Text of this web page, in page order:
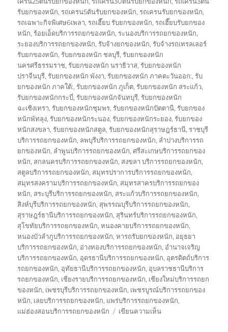
รับยกของหนัก,รถเครน5ตันรับยกของหนัก,รถเครนรับยกของหนัก,
รถเฉพาะกิจพิเศษ6เพลา,รถเฮี๊ยบ รับยกของหนัก,รถเฮี๊ยบรับยกของ
หนัก,ร้อยเอ็ดบริการรถยกของหนัก,ระนองบริการรถยกของหนัก,
ระยองบริการรถยกของหนัก,รับจ้างยกของหนัก,รับจ้างรถเทรลเลอร์
รับยกของหนัก,รับยกของหนัก ชลบุรี,รับยกของหนัก
นครศรีธรรมราช,รับยกของหนัก นราธิวาส,รับยกของหนัก
ปราจีนบุรี,รับยกของหนัก พังงา,รับยกของหนัก ภาคตะวันออก:,รับ
ยกของหนัก ภาคใต้:,รับยกของหนัก ภูเก็ต,รับยกของหนัก สระแก้ว,
รับยกของหนักกระบี่,รับยกของหนักจันทบุรี,รับยกของหนัก
ฉะเชิงเทรา,รับยกของหนักชุมพร,รับยกของหนักปัตตานี,รับยกของ
หนักพัทลุง,รับยกของหนักระนอง,รับยกของหนักระยอง,รับยกของ
หนักสงขลา,รับยกของหนักสตูล,รับยกของหนักสุราษฎร์ธานี,ราชบุรี
บริการรถยกของหนัก, ลพบุรีบริการรถยกของหนัก, ลำปางบริการรถ
ยกของหนัก, ลำพูนบริการรถยกของหนัก,ศรีสะเกษบริการรถยกของ
หนัก, สกลนครบริการรถยกของหนัก, สงขลา บริการรถยกของหนัก,
สตูลบริการรถยกของหนัก, สมุทรปราการบริการรถยกของหนัก,
สมุทรสงครามบริการรถยกของหนัก, สมุทรสาครบริการรถยกของ
หนัก, สระบุรีบริการรถยกของหนัก, สระแก้วบริการรถยกของหนัก,
สิงห์บุรีบริการรถยกของหนัก, สุพรรณบุรีบริการรถยกของหนัก,
สุราษฎร์ธานีบริการรถยกของหนัก, สุรินทร์บริการรถยกของหนัก,
สุโขทัยบริการรถยกของหนัก,หนองคายบริการรถยกของหนัก,
หนองบัวลำภูบริการรถยกของหนัก,หารถรับยกของหนัก, อยุธยา
บริการรถยกของหนัก, อ่างทองบริการรถยกของหนัก, อำนาจเจริญ
บริการรถยกของหนัก, อุดรธานีบริการรถยกของหนัก, อุตรดิตถ์บริการ
รถยกของหนัก, อุทัยธานีบริการรถยกของหนัก, อุบลราชธานีบริการ
รถยกของหนัก, เชียงรายบริการรถยกของหนัก, เชียงใหม่บริการรถยก
ของหนัก, เพชรบุรีบริการรถยกของหนัก, เพชรบูรณ์บริการรถยกของ
หนัก, เลยบริการรถยกของหนัก, แพร่บริการรถยกของหนัก,
แม่ฮ่องสอนบริการรถยกของหนัก
เขียนความเห็นบน